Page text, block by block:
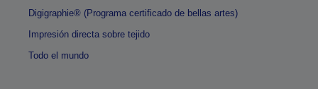
Digigraphie® (Programa certificado de bellas artes)
Impresión directa sobre tejido
Todo el mundo